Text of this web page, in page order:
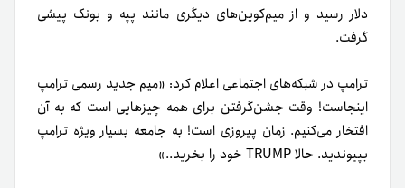
دلار رسید و از میم‌کوین‌های دیگری مانند پپه و بونک پیشی
گرفت.
ترامپ در شبکه‌های اجتماعی اعلام کرد: «میم جدید رسمی ترامپ
اینجاست! وقت جشن‌گرفتن برای همه چیزهایی است که به آن
افتخار می‌کنیم. زمان پیروزی است! به جامعه بسیار ویژه ترامپ
بپیوندید. حالا TRUMP خود را بخرید..»